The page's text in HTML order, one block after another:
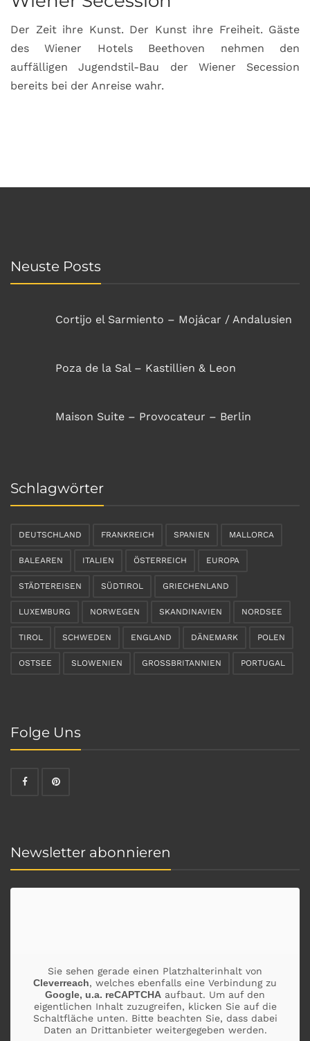
Der Zeit ihre Kunst. Der Kunst ihre Freiheit. Gäste
des Wiener Hotels Beethoven nehmen den
auffälligen Jugendstil-Bau der Wiener Secession
bereits bei der Anreise wahr.
Neuste Posts
Cortijo el Sarmiento – Mojácar / Andalusien
Poza de la Sal – Kastillien & Leon
Maison Suite – Provocateur – Berlin
Schlagwörter
DEUTSCHLAND FRANKREICH SPANIEN MALLORCA
BALEAREN ITALIEN ÖSTERREICH EUROPA
STÄDTEREISEN SÜDTIROL GRIECHENLAND
LUXEMBURG NORWEGEN SKANDINAVIEN NORDSEE
TIROL SCHWEDEN ENGLAND DÄNEMARK POLEN
OSTSEE SLOWENIEN GROSSBRITANNIEN PORTUGAL
Folge Uns
Newsletter abonnieren
Sie sehen gerade einen Platzhalterinhalt von
Cleverreach, welches ebenfalls eine Verbindung zu
Google, u.a. reCAPTCHA aufbaut. Um auf den
eigentlichen Inhalt zuzugreifen, klicken Sie auf die
Schaltfläche unten. Bitte beachten Sie, dass dabei
Daten an Drittanbieter weitergegeben werden.